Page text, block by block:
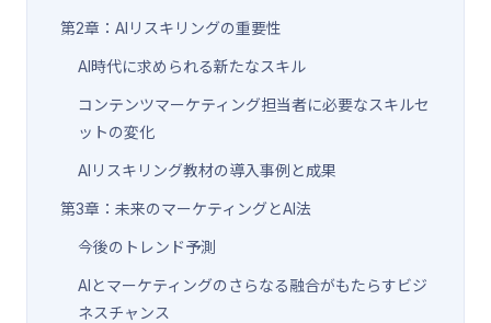
第2章：AIリスキリングの重要性
AI時代に求められる新たなスキル
コンテンツマーケティング担当者に必要なスキルセ
ットの変化
AIリスキリング教材の導入事例と成果
第3章：未来のマーケティングとAI法
今後のトレンド予測
AIとマーケティングのさらなる融合がもたらすビジ
ネスチャンス